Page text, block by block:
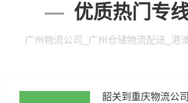
优质热门专
广州物流公司_广州仓储物流配送_港
韶关到重庆物流公